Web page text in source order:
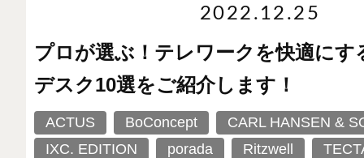
2022.12.25
プロが選ぶ！テレワークを快適にす
デスク10選をご紹介します！
ACTUS BoConcept
CARL HANSEN &
IXC. EDITION
porada Ritzwell